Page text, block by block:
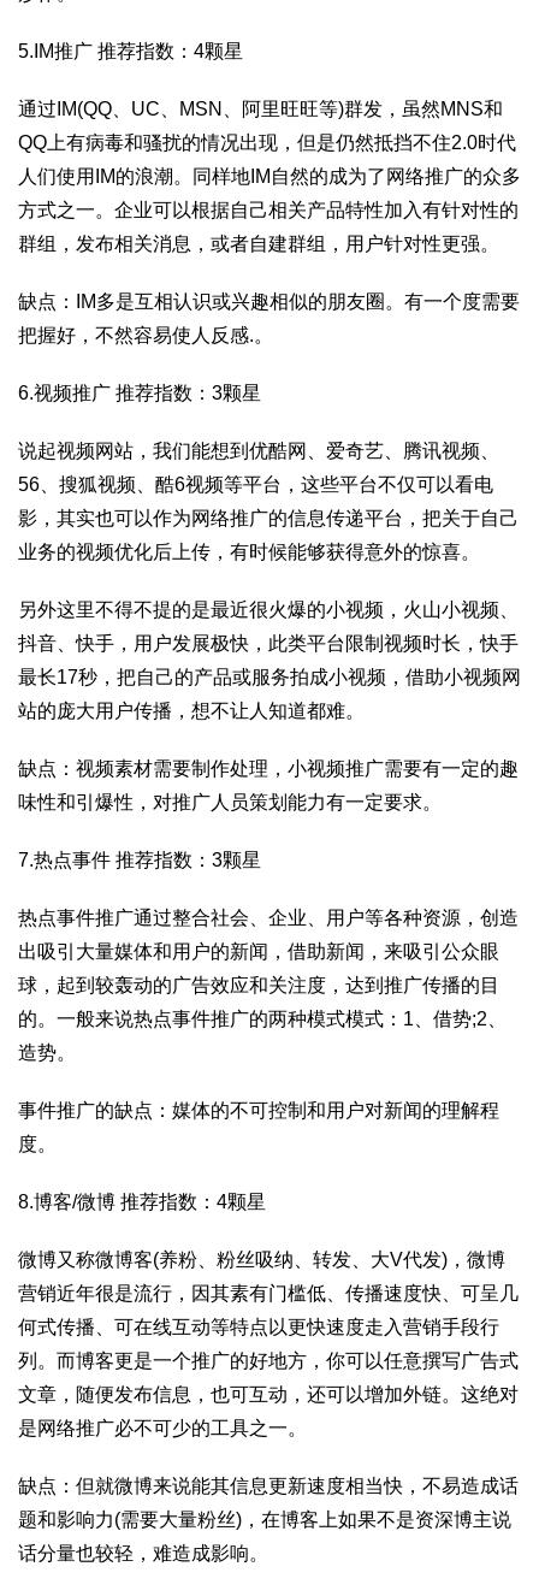
5.IM推广 推荐指数：4颗星
通过IM(QQ、UC、MSN、阿里旺旺等)群发，虽然MNS和
QQ上有病毒和骚扰的情况出现，但是仍然抵挡不住2.0时代
人们使用IM的浪潮。同样地IM自然的成为了网络推广的众多
方式之一。企业可以根据自己相关产品特性加入有针对性的
群组，发布相关消息，或者自建群组，用户针对性更强。
缺点：IM多是互相认识或兴趣相似的朋友圈。有一个度需要
把握好，不然容易使人反感.。
6.视频推广 推荐指数：3颗星
说起视频网站，我们能想到优酷网、爱奇艺、腾讯视频、
56、搜狐视频、酷6视频等平台，这些平台不仅可以看电
影，其实也可以作为网络推广的信息传递平台，把关于自己
业务的视频优化后上传，有时候能够获得意外的惊喜。
另外这里不得不提的是最近很火爆的小视频，火山小视频、
抖音、快手，用户发展极快，此类平台限制视频时长，快手
最长17秒，把自己的产品或服务拍成小视频，借助小视频网
站的庞大用户传播，想不让人知道都难。
缺点：视频素材需要制作处理，小视频推广需要有一定的趣
味性和引爆性，对推广人员策划能力有一定要求。
7.热点事件 推荐指数：3颗星
热点事件推广通过整合社会、企业、用户等各种资源，创造
出吸引大量媒体和用户的新闻，借助新闻，来吸引公众眼
球，起到较轰动的广告效应和关注度，达到推广传播的目
的。一般来说热点事件推广的两种模式模式：1、借势;2、
造势。
事件推广的缺点：媒体的不可控制和用户对新闻的理解程
度。
8.博客/微博 推荐指数：4颗星
微博又称微博客(养粉、粉丝吸纳、转发、大V代发)，微博
营销近年很是流行，因其素有门槛低、传播速度快、可呈几
何式传播、可在线互动等特点以更快速度走入营销手段行
列。而博客更是一个推广的好地方，你可以任意撰写广告式
文章，随便发布信息，也可互动，还可以增加外链。这绝对
是网络推广必不可少的工具之一。
缺点：但就微博来说能其信息更新速度相当快，不易造成话
题和影响力(需要大量粉丝)，在博客上如果不是资深博主说
话分量也较轻，难造成影响。